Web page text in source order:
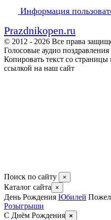
Информация
Prazdnikopen.ru
© 2012 - 2026 Все права
Голосовые аудио
Копировать текст со
ссылкой на наш сайт
Поиск по сайту ×
Каталог сайта ×
День Рождения Юбилей
Розыгрыши
С Днём Рождения ×